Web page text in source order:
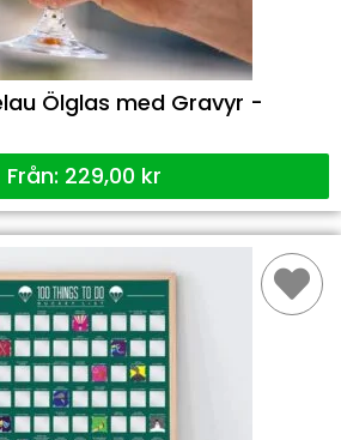
Ölglas med Gravyr -
Från: 229,00 kr